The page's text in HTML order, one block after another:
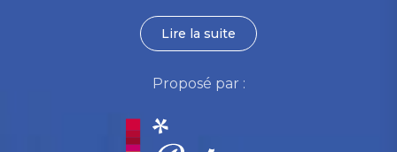
Lire la suite
Proposé par :